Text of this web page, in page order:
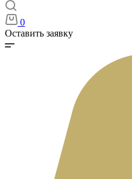
0
Оставить заявку